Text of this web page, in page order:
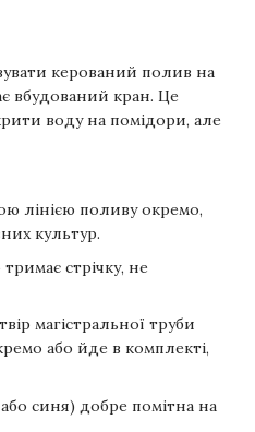
керований полив на
вбудований кран. Це
воду на помідори, але
лінією поливу окремо,
культур.
стрічку, не
магістральної труби
або йде в комплекті,
синя) добре помітна на